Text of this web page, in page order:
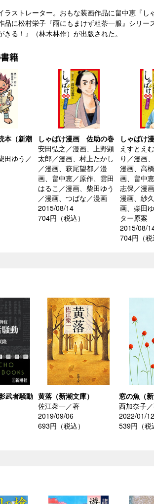
ラストレーター。おもな装画作品に畠中恵『
品に松村栄子『雨にもまけず粗茶一服』シリ
きる！』（林木林作）が出版された。
籍
本（新潮
田ゆう／
しゃばけ漫画 佐助の巻
安田弘之／漫画、上野顕
太郎／漫画、村上たかし
／漫画、萩尾望都／漫
画、畠中恵／原作、雲田
はるこ／漫画、柴田ゆう
／漫画、つばな／漫画
2015/08/14
704円（税込）
しゃばけ
えすとえ
り／漫画
漫画、高
画、畠中
志保／漫
漫画、紗
画、柴田
ター原案
2015/08/
704円（税
武者騒動 黄落（新潮文庫）
佐江衆一／著
2019/09/06
693円（税込）
窓の魚（新
西加奈子
2022/01/12
539円（税